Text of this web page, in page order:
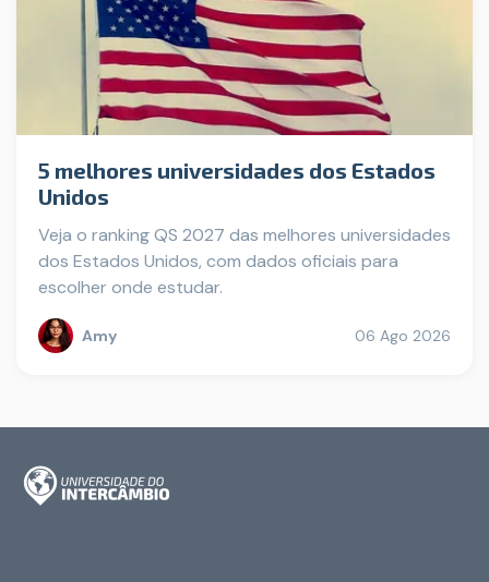
5 melhores universidades dos Estados
Unidos
Veja o ranking QS 2027 das melhores universidades
dos Estados Unidos, com dados oficiais para
escolher onde estudar.
Amy 06 Ago 2026